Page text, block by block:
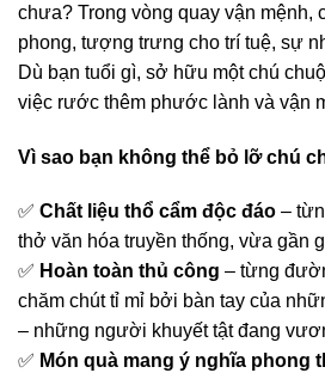
chưa? Trong vòng quay vận mệnh,
phong, tượng trưng cho trí tuệ, sự
Dù bạn tuổi gì, sở hữu một chú
việc rước thêm phước lành và vận
Vì sao bạn không thể bỏ lỡ chú
✅ Chất liệu thổ cẩm độc đáo –
thở văn hóa truyền thống, vừa gần
✅ Hoàn toàn thủ công – từng
chăm chút tỉ mỉ bởi bàn tay của
– những người khuyết tật đang
✅ Món quà mang ý nghĩa phong